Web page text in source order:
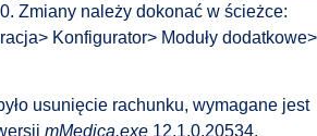
Zmiany należy dokonać w ścieżce:
Konfigurator> Moduły dodatkowe>
usunięcie rachunku, wymagane jest
mMedica.exe 12.1.0.20534.